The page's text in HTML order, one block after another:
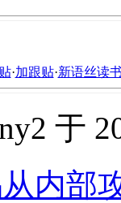
·加跟贴·新语丝读
于
内部